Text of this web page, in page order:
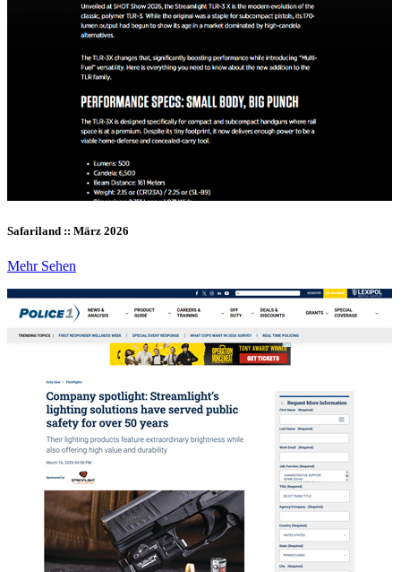
Safariland :: März 2026
Mehr Sehen